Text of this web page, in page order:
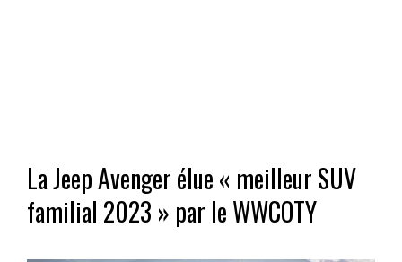
La Jeep Avenger élue « meilleur SUV
familial 2023 » par le WWCOTY